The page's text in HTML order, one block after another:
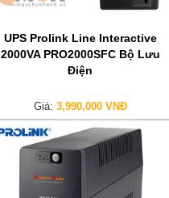
UPS Prolink Line Interactive
2000VA PRO2000SFC Bộ Lưu
Điện
Giá: 3,990,000 VNĐ